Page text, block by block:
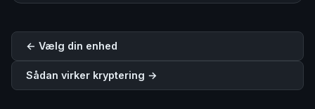
← Vælg din enhed
Sådan virker kryptering →